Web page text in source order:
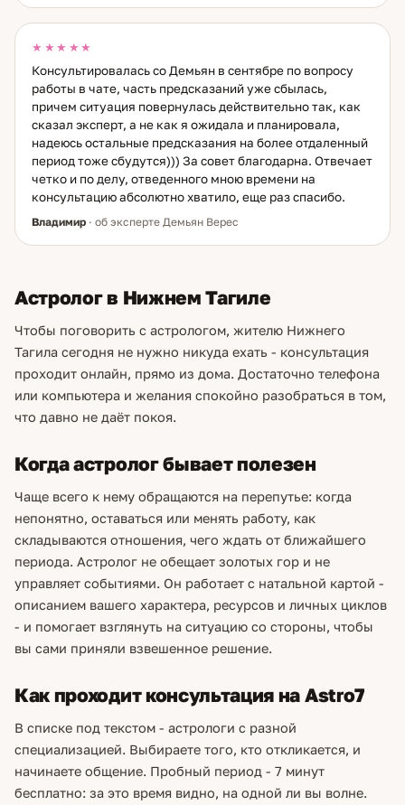
★★★★★
Консультировалась со Демьян в сентябре по вопросу
работы в чате, часть предсказаний уже сбылась,
причем ситуация повернулась действительно так, как
сказал эксперт, а не как я ожидала и планировала,
надеюсь остальные предсказания на более отдаленный
период тоже сбудутся))) За совет благодарна. Отвечает
четко и по делу, отведенного мною времени на
консультацию абсолютно хватило, еще раз спасибо.
Владимир · об эксперте Демьян Верес
Астролог в Нижнем Тагиле
Чтобы поговорить с астрологом, жителю Нижнего
Тагила сегодня не нужно никуда ехать - консультация
проходит онлайн, прямо из дома. Достаточно телефона
или компьютера и желания спокойно разобраться в том,
что давно не даёт покоя.
Когда астролог бывает полезен
Чаще всего к нему обращаются на перепутье: когда
непонятно, оставаться или менять работу, как
складываются отношения, чего ждать от ближайшего
периода. Астролог не обещает золотых гор и не
управляет событиями. Он работает с натальной картой -
описанием вашего характера, ресурсов и личных циклов
- и помогает взглянуть на ситуацию со стороны, чтобы
вы сами приняли взвешенное решение.
Как проходит консультация на Astro7
В списке под текстом - астрологи с разной
специализацией. Выбираете того, кто откликается, и
начинаете общение. Пробный период - 7 минут
бесплатно: за это время видно, на одной ли вы волне.